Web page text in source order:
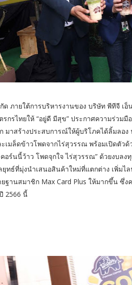
ภายใต้การบริหารงานของ บริษัท พีทีจี เ
รไทยให้ “อยู่ดี มีสุข” ประกาศความร่วมมื
มาสร้างประสบการณ์ให้ผู้บริโภคได้ลิ้มลอง
เมล็ดข้าวโพดจากไร่สุวรรณ พร้อมเปิดตัว
คอร์นนี้ว้าว โพดจุกใจ ไร่สุวรรณ” ด้วยงบล
ทธ์ที่มุ่งนำเสนอสินค้าใหม่ที่แตกต่าง เพิ่ม
ฐานสมาชิก Max Card Plus ให้มากขึ้น ซึ่ง
2566 นี้